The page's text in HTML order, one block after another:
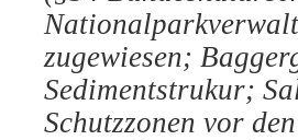
zugewiesen;
Sedimentstrukur;
Schutzzonen vor